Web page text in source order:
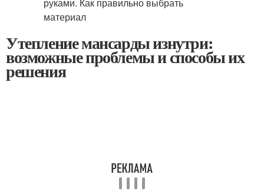
Утепление мансарды изнутри:
возможные проблемы и способы их
решения